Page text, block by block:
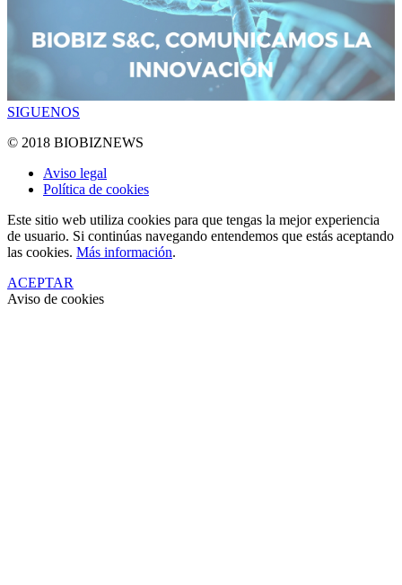
SIGUENOS
© 2018 BIOBIZNEWS
Aviso legal
Política de cookies
Este sitio web utiliza cookies para que tengas la mejor experiencia
de usuario. Si continúas navegando entendemos que estás aceptando
las cookies. Más información.
ACEPTAR
Aviso de cookies